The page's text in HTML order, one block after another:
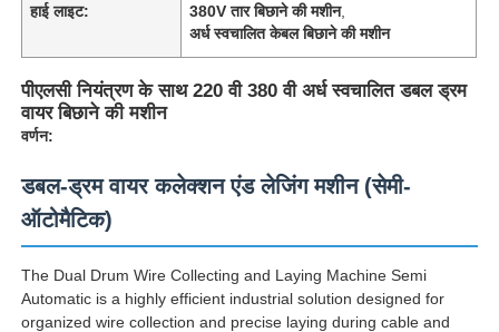
हाई लाइट:
380V तार बिछाने की मशीन,
अर्ध स्वचालित केबल बिछाने की मशीन
पीएलसी नियंत्रण के साथ 220 वी 380 वी अर्ध स्वचालित डबल ड्रम
वायर बिछाने की मशीन
वर्णन:
डबल-ड्रम वायर कलेक्शन एंड लेजिंग मशीन (सेमी-
ऑटोमैटिक)
The Dual Drum Wire Collecting and Laying Machine Semi
Automatic is a highly efficient industrial solution designed for
organized wire collection and precise laying during cable and